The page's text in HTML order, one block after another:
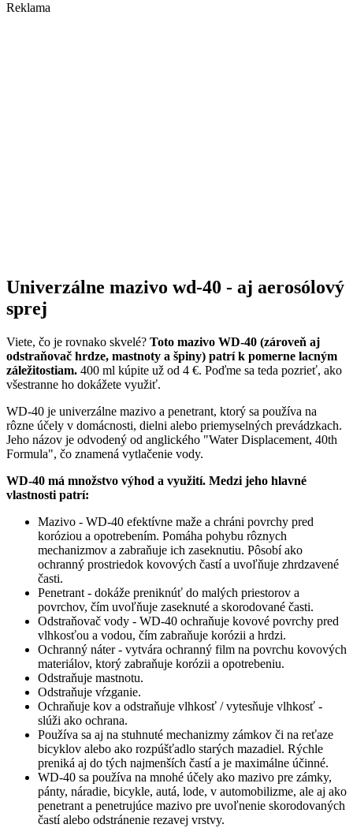
Reklama
Univerzálne mazivo wd-40 - aj aerosólový
sprej
Viete, čo je rovnako skvelé? Toto mazivo WD-40 (zároveň aj
odstraňovač hrdze, mastnoty a špiny) patrí k pomerne lacným
záležitostiam. 400 ml kúpite už od 4 €. Poďme sa teda pozrieť, ako
všestranne ho dokážete využiť.
WD-40 je univerzálne mazivo a penetrant, ktorý sa používa na
rôzne účely v domácnosti, dielni alebo priemyselných prevádzkach.
Jeho názov je odvodený od anglického "Water Displacement, 40th
Formula", čo znamená vytlačenie vody.
WD-40 má množstvo výhod a využití. Medzi jeho hlavné
vlastnosti patrí:
Mazivo - WD-40 efektívne maže a chráni povrchy pred
koróziou a opotrebením. Pomáha pohybu rôznych
mechanizmov a zabraňuje ich zaseknutiu. Pôsobí ako
ochranný prostriedok kovových častí a uvoľňuje zhrdzavené
časti.
Penetrant - dokáže preniknúť do malých priestorov a
povrchov, čím uvoľňuje zaseknuté a skorodované časti.
Odstraňovač vody - WD-40 ochraňuje kovové povrchy pred
vlhkosťou a vodou, čím zabraňuje korózii a hrdzi.
Ochranný náter - vytvára ochranný film na povrchu kovových
materiálov, ktorý zabraňuje korózii a opotrebeniu.
Odstraňuje mastnotu.
Odstraňuje vŕzganie.
Ochraňuje kov a odstraňuje vlhkosť / vytesňuje vlhkosť -
slúži ako ochrana.
Používa sa aj na stuhnuté mechanizmy zámkov či na reťaze
bicyklov alebo ako rozpúšťadlo starých mazadiel. Rýchle
preniká aj do tých najmenších častí a je maximálne účinné.
WD-40 sa používa na mnohé účely ako mazivo pre zámky,
pánty, náradie, bicykle, autá, lode, v automobilizme, ale aj ako
penetrant a penetrujúce mazivo pre uvoľnenie skorodovaných
častí alebo odstránenie rezavej vrstvy.